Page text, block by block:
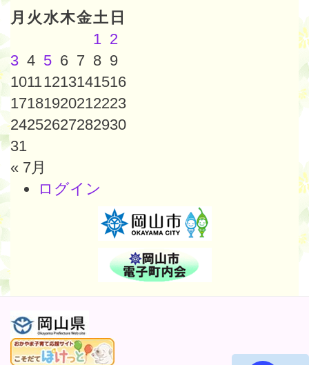
月 火水木金土 日
1 2
3 4 5 6 7 8 9
10111213141516
17181920212223
24252627282930
31
« 7月
ログイン